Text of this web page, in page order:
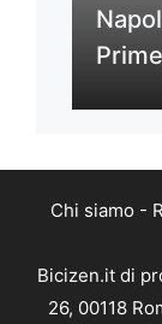
Chi siamo -
Bicizen.it di
26, 00118